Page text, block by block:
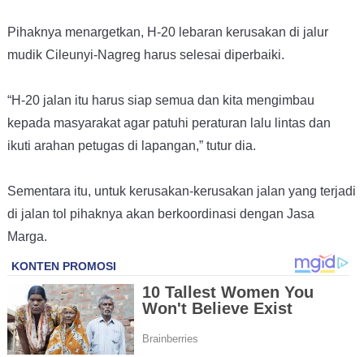
Pihaknya menargetkan, H-20 lebaran kerusakan di jalur
mudik Cileunyi-Nagreg harus selesai diperbaiki.
“H-20 jalan itu harus siap semua dan kita mengimbau
kepada masyarakat agar patuhi peraturan lalu lintas dan
ikuti arahan petugas di lapangan,” tutur dia.
Sementara itu, untuk kerusakan-kerusakan jalan yang terjadi
di jalan tol pihaknya akan berkoordinasi dengan Jasa
Marga.